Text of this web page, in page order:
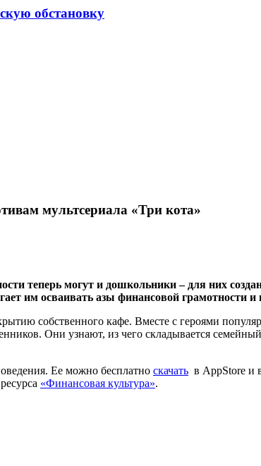
обстановку
мультсериала «Три кота»
теперь могут и дошкольники – для них
им осваивать азы финансовой грамотности и
собственного кафе. Вместе с героями
Они узнают, из чего складывается
Ее можно бесплатно скачать в AppStore и
«Финансовая культура».